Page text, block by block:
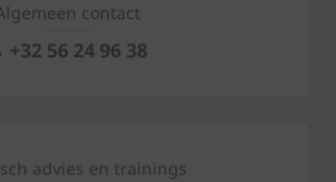
contact
+32 56 24 96 38
advies en trainings